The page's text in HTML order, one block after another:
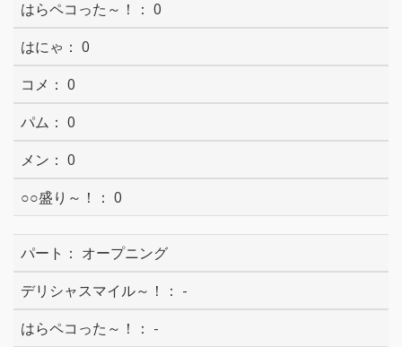
0
0
0
0
0
0
オープニング
-
-